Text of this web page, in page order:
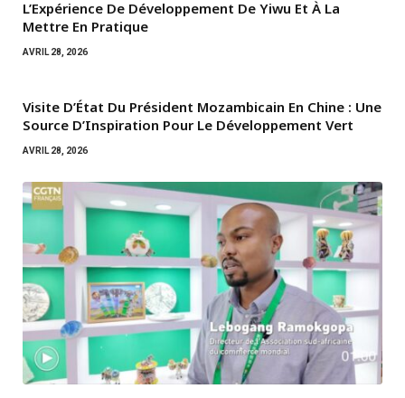
L’Expérience De Développement De Yiwu Et À La
Mettre En Pratique
AVRIL 28, 2026
Visite D’État Du Président Mozambicain En Chine : Une
Source D’Inspiration Pour Le Développement Vert
AVRIL 28, 2026